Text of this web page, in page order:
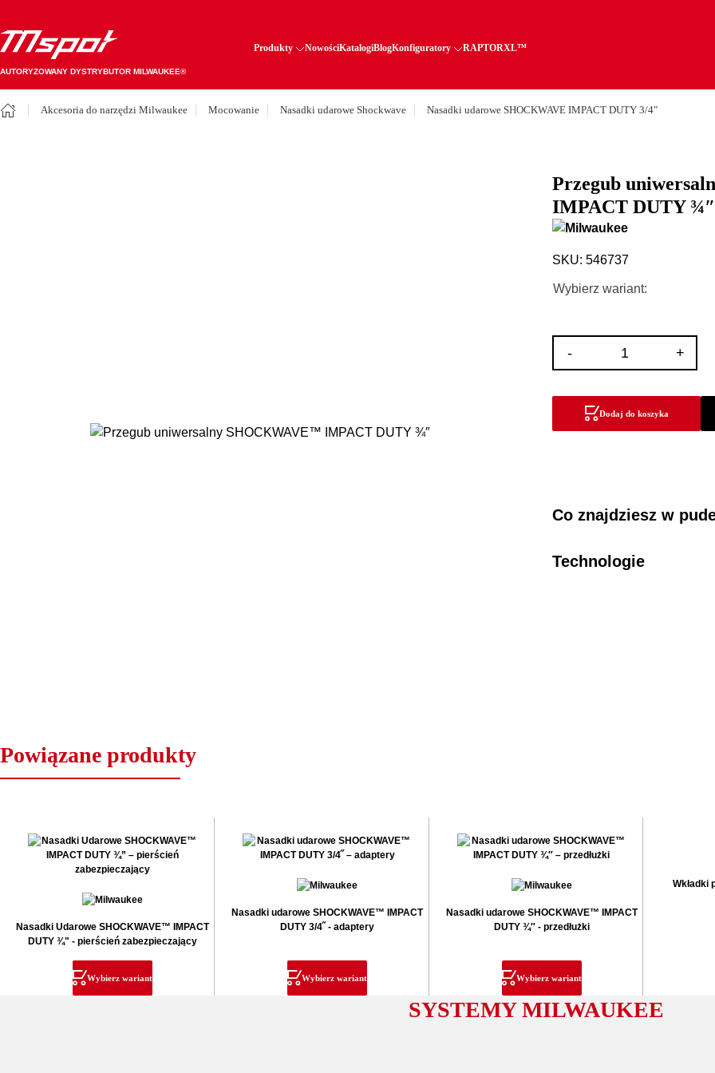
AUTORYZOWANY DYSTRYBUTOR MILWAUKEE®
Produkty NowościKatalogiBlogKonfiguratory RAPTORXL™
Akcesoria do narzędzi Milwaukee Mocowanie Nasadki udarowe Shockwave Nasadki udarowe SHOCKWAVE IMPACT DUTY 3/4"
Przegub
IMPACT DUTY ¾″
SKU: 546737
Wybierz wariant:
-
SHOCKWAVE™
IMPACT
+
Dodaj do koszyka
Co znajdziesz w
Technologie
Powiązane produkty
Nasadki Udarowe SHOCKWAVE™ IMPACT
DUTY ¾" - pierścień zabezpieczający
Wybierz wariant
Nasadki udarowe SHOCKWAVE™ IMPACT
DUTY 3/4˝ - adaptery
Wybierz wariant
Nasadki udarowe SHOCKWAVE™ IMPACT
DUTY ¾″ - przedłużki
Wybierz wariant
Wkładki
SYSTEMY MILWAUKEE